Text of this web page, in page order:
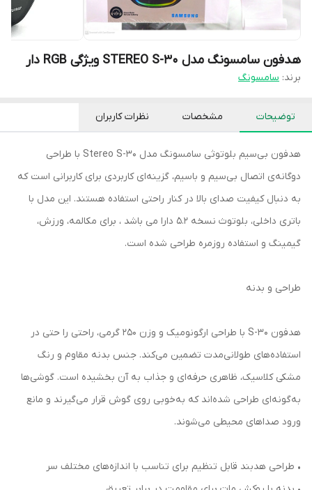
هدفون سامسونگ مدل STEREO S-30 ویژگی RGB دار
برند: سامسونگ
توضیحات مشخصات نظرات کاربران
هدفون بی‌سیم بلوتوثی سامسونگ مدل Stereo S-30 با طراحی
دوگانه‌ی اتصال بی‌سیم و باسیم، گزینه‌ای کاربردی برای کاربرانی است که
به دنبال کیفیت صدای بالا در کنار راحتی استفاده هستند. این مدل با
باتری داخلی، بلوتوث نسخه 5.2 دارا می باشد ، برای مکالمه، ورزش،
گیمینگ و استفاده روزمره طراحی شده است.
طراحی و بدنه
هدفون S-30 با طراحی ارگونومیک و وزن ۲۵۰ گرمی، راحتی را حتی در
استفاده‌های طولانی‌مدت تضمین می‌کند. جنس بدنه مقاوم و رنگ
مشکی کلاسیک، ظاهری حرفه‌ای و جذاب به آن بخشیده است. گوشی‌ها
به‌گونه‌ای طراحی شده‌اند که به‌خوبی روی گوش قرار می‌گیرند و مانع
ورود صداهای محیطی می‌شوند.
• طراحی هدبند قابل تنظیم برای تناسب با اندازه‌های مختلف سر